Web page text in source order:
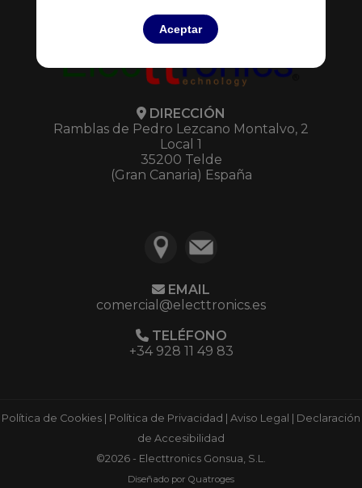
Aceptar
DIRECCIÓN
Ramblas de Pedro Lezcano Montalvo, 2
Local 1
35200 Telde
(Gran Canaria) España
EMAIL
comercial@electtronics.es
TELÉFONO
+34 928 11 49 83
Política de Cookies Política de Privacidad Aviso Legal
Declaración
de Accesibilidad
©2026 - Electtronics Gonsua, S.L.
Diseñado por Quatroges